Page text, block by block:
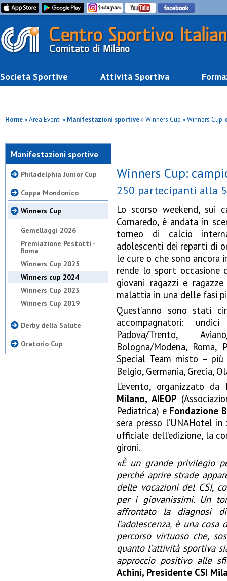
Società Sportive Attività Sportiva
Home» Area Eventi » Manifestazioni sportive» Winners Cup » Winners
Manifestazioni sportive
Philadelphia Junior Cup
Coppa Mondonico
Winners Cup
Gemellaggi 2026
Premiazione Pestotti -
Roma
Winners Cup 2025
Winners cup 2024
Winners Cup 2023
Winners Cup 2019
Derby della Salute
Oratorio Cup
Winners Cup:
250 partecipanti alla
Lo scorso weekend, sui
Cornaredo, è andata in
torneo di calcio
adolescenti dei reparti di
le cure o che sono ancora
rende lo sport occasione
giovani ragazzi e
malattia in una delle fasi
Quest’anno sono stati
accompagnatori:
Padova/Trento,
Bologna/Modena, Roma,
Special Team misto –
Belgio, Germania, Grecia,
L’evento, organizzato da
Milano, AIEOP
Pediatrica) e Fondazione
sera presso l’UNAHotel
ufficiale dell’edizione, la
gironi.
«È un grande privilegio
perché aprire strade
delle vocazioni del CSI,
per i giovanissimi. Un
affrontato la diagnosi
l’adolescenza, è una
percorso virtuoso che,
quanto l’attività sportiva
approccio positivo alle
Achini, Presidente CSI